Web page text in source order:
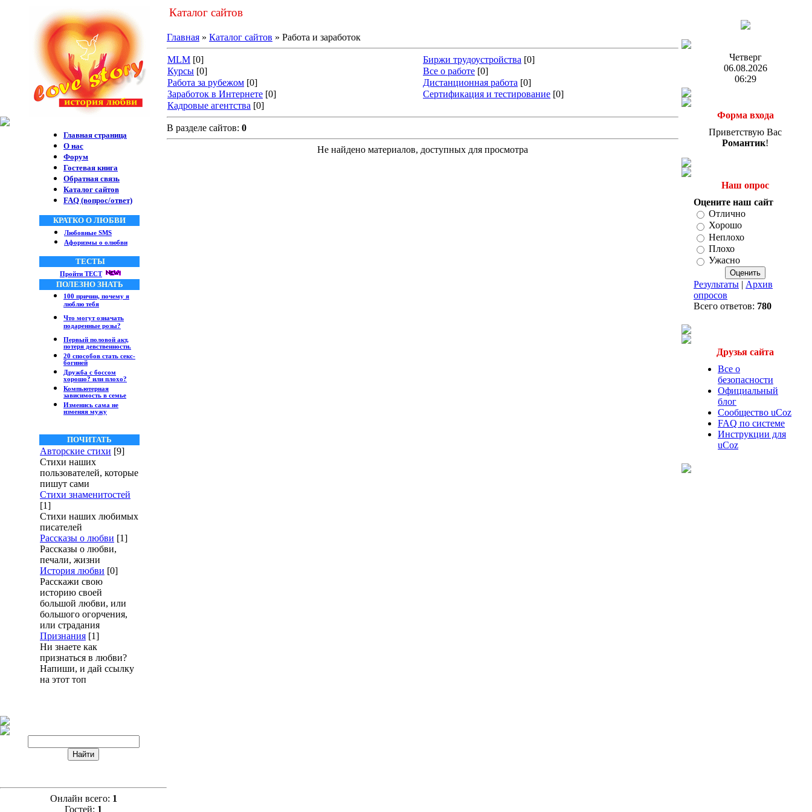
Главная страница
О нас
Форум
Гостевая книга
Обратная связь
Каталог сайтов
FAQ (вопрос/ответ)
КРАТКО О ЛЮБВИ
Любовные SMS
Афоризмы о олюбви
ТЕСТЫ
Пройти ТЕСТ
ПОЛЕЗНО ЗНАТЬ
100 причин, почему я
люблю тебя
Что могут означать
подаренные розы?
Первый половой акт,
потеря девственности.
20 способов стать секс-
богиней
Дружба с боссом
хорошо? или плохо?
Компьютерная
зависимость в семье
Изменись сама не
изменяя мужу
ПОЧИТАТЬ
Авторские стихи [9]
Стихи наших
пользователей, которые
пишут сами
Стихи знаменитостей
[1]
Стихи наших любимых
писателей
Рассказы о любви [1]
Рассказы о любви,
печали, жизни
История любви [0]
Расскажи свою
историю своей
большой любви, или
большого огорчения,
или страдания
Признания [1]
Ни знаете как
признаться в любви?
Напиши, и дай ссылку
на этот топ
Онлайн всего: 1
Гостей: 1
Каталог сайтов
Главная » Каталог сайтов » Работа и заработок
MLM [0] Биржи трудоустройства [0]
Курсы [0] Все о работе [0]
Работа за рубежом [0] Дистанционная работа [0]
Заработок в Интернете [0] Сертификация и тестирование [0]
Кадровые агентства [0]
В разделе сайтов: 0
Не найдено материалов, доступных для просмотра
Четверг
06.08.2026
06:29
Форма входа
Приветствую Вас
Романтик!
Наш опрос
Оцените наш сайт
Отлично
Хорошо
Неплохо
Плохо
Ужасно
Результаты | Архив
опросов
Всего ответов: 780
Друзья сайта
Все о
безопасности
Официальный
блог
Сообщество uCoz
FAQ по системе
Инструкции для
uCoz